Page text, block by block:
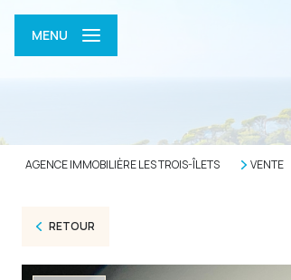
MENU
AGENCE IMMOBILIÈRE LES TROIS-ÎLETS VENTE
RETOUR